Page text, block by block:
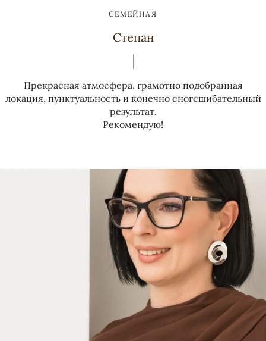
СЕМЕЙНАЯ
Степан
Прекрасная атмосфера, грамотно подобранная
локация, пунктуальность и конечно сногсшибательный
результат.
Рекомендую!